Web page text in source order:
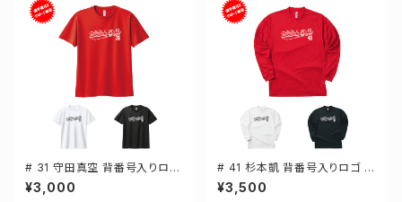
# 31 守田真空 背番号入りロゴ
ドライTシャツ 半袖 選手還元 3
カラー S-5Lサイズ 000300
¥3,000
# 41 杉本凱 背番号入りロゴ ド
ライTシャツ 長袖 選手還元 3カ
ラー S-5Lサイズ 000304
¥3,500